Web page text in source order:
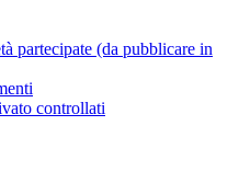
partecipate (da pubblicare in
controllati